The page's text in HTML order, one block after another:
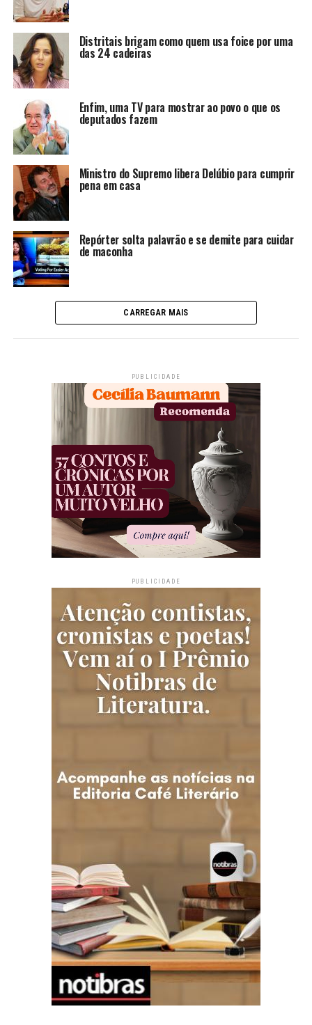
Distritais brigam como quem usa foice por uma
das 24 cadeiras
Enfim, uma TV para mostrar ao povo o que os
deputados fazem
Ministro do Supremo libera Delúbio para cumprir
pena em casa
Repórter solta palavrão e se demite para cuidar
de maconha
CARREGAR MAIS
PUBLICIDADE
PUBLICIDADE